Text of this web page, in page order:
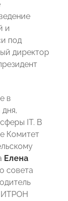
и
под
директор
в
IT. В
Комитет
Елена
совета
ИТРОН